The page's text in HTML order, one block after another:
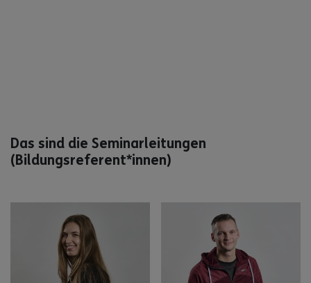
Das sind die Seminarleitungen
(Bildungsreferent*innen)